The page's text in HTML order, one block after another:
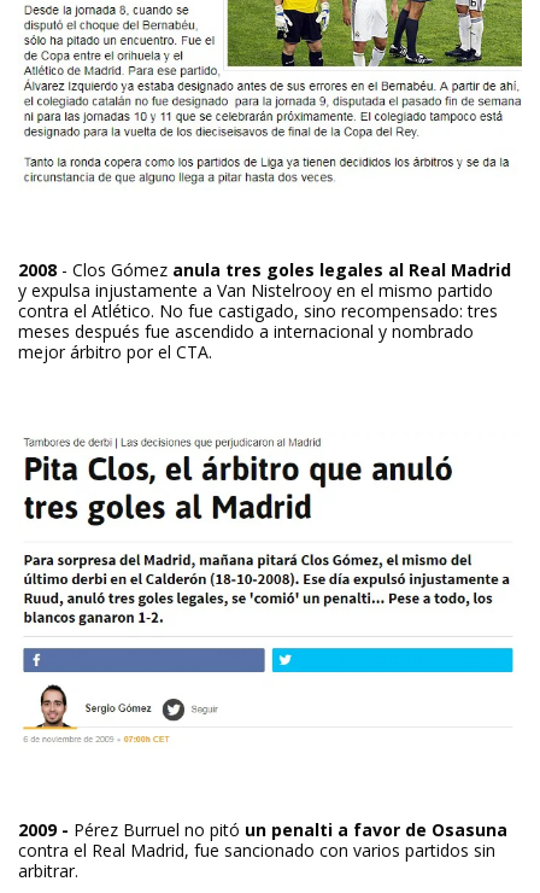
2008 - Clos Gómez anula tres goles legales al Real Madrid
y expulsa injustamente a Van Nistelrooy en el mismo partido
contra el Atlético. No fue castigado, sino recompensado: tres
meses después fue ascendido a internacional y nombrado
mejor árbitro por el CTA.
2009 - Pérez Burruel no pitó un penalti a favor de Osasuna
contra el Real Madrid, fue sancionado con varios partidos sin
arbitrar.